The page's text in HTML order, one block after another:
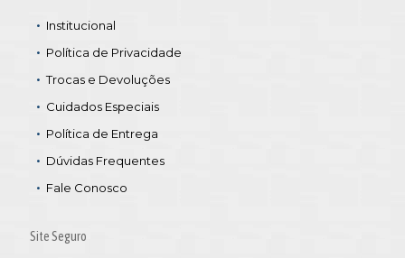
Institucional
Política de Privacidade
Trocas e Devoluções
Cuidados Especiais
Política de Entrega
Dúvidas Frequentes
Fale Conosco
Site Seguro